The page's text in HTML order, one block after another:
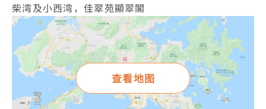
柴湾及小西湾，佳翠苑顯翠閣
查看地图